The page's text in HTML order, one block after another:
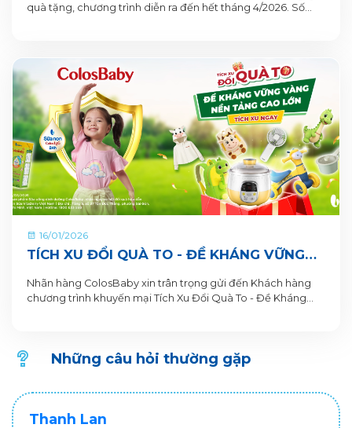
quà tặng, chương trình diễn ra đến hết tháng 4/2026. Số
16/01/2026
TÍCH XU ĐỔI QUÀ TO - ĐỀ KHÁNG VỮNG
VÀNG, NỀN TẢNG CAO LỚN CÙNG SỮA BỘT
PHA SẴN COLOSBABY
Nhãn hàng ColosBaby xin trân trọng gửi đến Khách hàng
chương trình khuyến mại Tích Xu Đổi Quà To - Đề Kháng
Những câu hỏi thường gặp
Thanh Lan